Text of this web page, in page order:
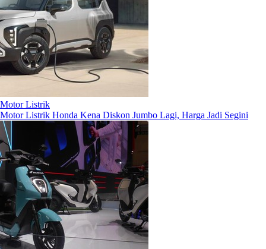
Motor Listrik
Motor Listrik Honda Kena Diskon Jumbo Lagi, Harga Jadi Segini